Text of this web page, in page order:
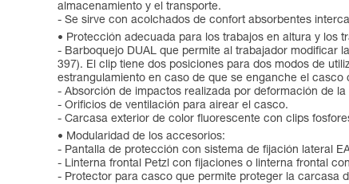
almacenamiento y el transporte.
- Se sirve con acolchados de confort absorbentes
Protección adecuada para los trabajos en altura y los
- Barboquejo DUAL que permite al trabajador modificar
397). El clip tiene dos posiciones para dos modos de
estrangulamiento en caso de que se enganche el casco
- Absorción de impactos realizada por deformación de la
- Orificios de ventilación para airear el casco.
- Carcasa exterior de color fluorescente con clips
Modularidad de los accesorios:
- Pantalla de protección con sistema de fijación lateral
- Linterna frontal Petzl con fijaciones o linterna frontal
- Protector para casco que permite proteger la carcasa